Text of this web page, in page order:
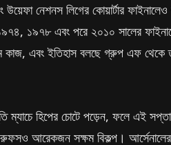
নেশনস লিগের কোয়ার্টার
১৯৭৮ এবং পরে ২০১০ সালের
এবং ইতিহাস বলছে গ্রুপ এফ থেকে
ম্যাচে হিপের চোটে পড়েন, ফলে এই
আরেকজন সক্ষম বিকল্প।